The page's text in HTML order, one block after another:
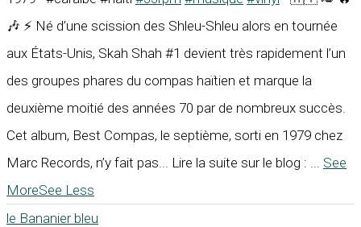
🎶 ⚡ Né d’une scission des Shleu-Shleu alors en tournée
aux États-Unis, Skah Shah #1 devient très rapidement l’un
des groupes phares du compas haïtien et marque la
deuxième moitié des années 70 par de nombreux succès.
Cet album, Best Compas, le septième, sorti en 1979 chez
Marc Records, n’y fait pas... Lire la suite sur le blog :
See
MoreSee Less
le Bananier bleu